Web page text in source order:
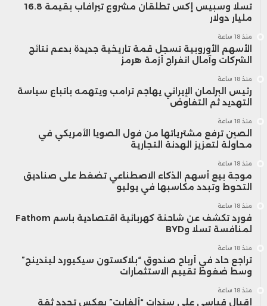
تسلا وسبيس إكس تطلقان مشروع تيرافاب بقيمة 16.8
مليار دولار
منذ 18 ساعة
الأسهم الأوروبية تسجل قمة تاريخية جديدة بدعم نتائج
الشركات وآمال انفراج أزمة هرمز
منذ 18 ساعة
رئيس البرلمان الإيراني يهاجم ترامب ويتهمه باتباع سياسة
التهديد ثم التفاوض
منذ 18 ساعة
الصين ترفع مشترياتها من فول الصويا الأمريكي في
محاولة لتعزيز الهدنة التجارية
منذ 18 ساعة
موجة بيع أسهم الذكاء الاصطناعي تضغط على صناديق
التحوط وتبدد مكاسبها في يوليو
منذ 18 ساعة
فورد تكشف عن شاحنة كهربائية اقتصادية باسم Fathom
لمنافسة تسلا وBYD
منذ 18 ساعة
تراجع حاد في أرباح صندوق “بلاكستون سيكيورد ليندينج”
وسط ضغوط تقييم الاستثمارات
منذ 18 ساعة
إقبال قياسي على سندات “ألفابت” يعكس تجدد ثقة